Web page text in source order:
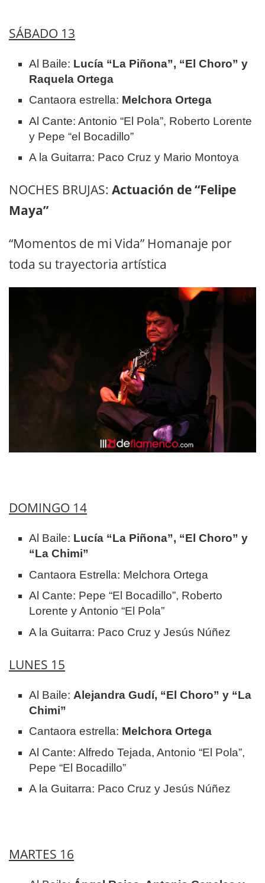
SÁBADO 13
Al Baile: Lucía “La Piñona”, “El Choro” y
Raquela Ortega
Cantaora estrella: Melchora Ortega
Al Cante: Antonio “El Pola”, Roberto Lorente
y Pepe “el Bocadillo”
A la Guitarra: Paco Cruz y Mario Montoya
NOCHES BRUJAS: Actuación de “Felipe
Maya”
“Momentos de mi Vida” Homanaje por
toda su trayectoria artística
DOMINGO 14
Al Baile: Lucía “La Piñona”, “El Choro” y
“La Chimi”
Cantaora Estrella: Melchora Ortega
Al Cante: Pepe “El Bocadillo”, Roberto
Lorente y Antonio “El Pola”
A la Guitarra: Paco Cruz y Jesús Núñez
LUNES 15
Al Baile: Alejandra Gudí, “El Choro” y “La
Chimi”
Cantaora estrella: Melchora Ortega
Al Cante: Alfredo Tejada, Antonio “El Pola”,
Pepe “El Bocadillo”
A la Guitarra: Paco Cruz y Jesús Núñez
MARTES 16